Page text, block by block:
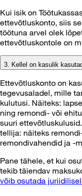
Kui isik on
ettevõtluskonto, siis
töötuna arvel olek
ettevõtluskontole on
3. Kellel on kasulik
Ettevõtluskonto on
tegevusaladel, mille
kulutusi. Näiteks:
ning remondi- või
suuri
tellija: näiteks
remondivahendid ja -
Pane tähele, et kui
tekib täiendav
võib osutada